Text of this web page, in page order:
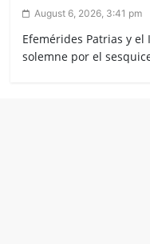
August 6, 2026, 3:41 pm
Efemérides Patrias y
solemne por el